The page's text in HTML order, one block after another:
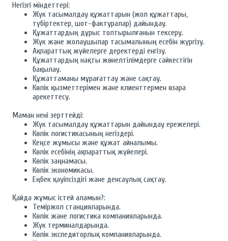
Негізгі міндеттері:
Жүк тасымалдау құжаттарын (жол құжаттары,
түбіртектер, шот-фактуралар) дайындау.
Құжаттардың дұрыс толтырылғанын тексеру.
Жүк және жолаушылар тасымалының есебін жүргізу.
Ақпараттық жүйелерге деректерді енгізу.
Құжаттардың нақты жөнелтілімдерге сәйкестігін
бақылау.
Құжаттаманы мұрағаттау және сақтау.
Көлік қызметтерімен және клиенттермен өзара
әрекеттесу.
Маман нені зерттейді:
Жүк тасымалдау құжаттарын дайындау ережелері.
Көлік логистикасының негіздері.
Кеңсе жұмысы және құжат айналымы.
Көлік есебінің ақпараттық жүйелері.
Көлік заңнамасы.
Көлік экономикасы.
Еңбек қауіпсіздігі және денсаулық сақтау.
Қайда жұмыс істей аламын?:
Теміржол станцияларында.
Көлік және логистика компанияларында.
Жүк терминалдарында.
Көлік экспедиторлық компанияларында.